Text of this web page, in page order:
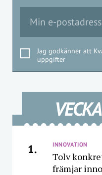
Jag godkänner att
uppgifter
1. INNOVATION
Tolv
främjar